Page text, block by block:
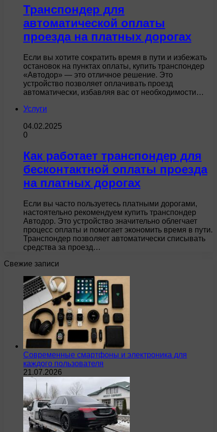
Транспондер для
автоматической оплаты
проезда на платных дорогах
Если вы хотите сократить время в пути и избежать
остановок на пунктах оплаты, купить транспондер
«Автодор» — это отличное решение. Это
устройство позволяет оплачивать проезд
автоматически, избавляя вас от необходимости…
Услуги
04.02.2025
0
Как работает транспондер для
бесконтактной оплаты проезда
на платных дорогах
Если вы часто пользуетесь платными дорогами,
настоятельно рекомендуем купить транспондер
Автодор. Это устройство значительно облегчает
процесс оплаты и помогает экономить время в пути.
Транспондер позволяет автоматически списывать
средства за проезд…
Свежие записи
Современные смартфоны и электроника для
каждого пользователя
21.07.2026